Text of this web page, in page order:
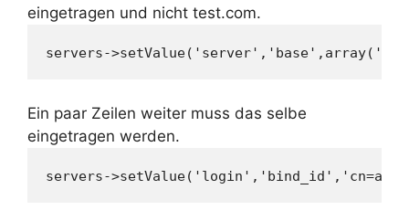
eingetragen und nicht test.com.
servers-
Ein paar Zeilen weiter muss das selbe
eingetragen werden.
servers-